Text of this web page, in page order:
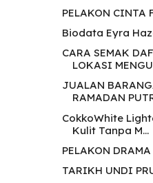
PELAKON CINTA
Biodata Eyra
CARA SEMAK
LOKASI
JUALAN
RAMADAN
CokkoWhite
Kulit Tanpa M...
PELAKON DRAMA
TARIKH UNDI